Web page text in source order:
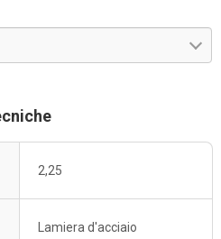
2,25
Lamiera d'acciaio